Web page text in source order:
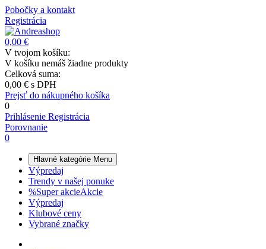
Pobočky a kontakt
Registrácia
0,00 €
V tvojom košíku:
V košíku nemáš žiadne produkty
Celková suma:
0,00 € s DPH
Prejsť do nákupného košíka
0
Prihlásenie Registrácia
Porovnanie
0
Hlavné kategórie Menu
Výpredaj
Trendy v našej ponuke
%Super akcieAkcie
Výpredaj
Klubové ceny
Vybrané značky